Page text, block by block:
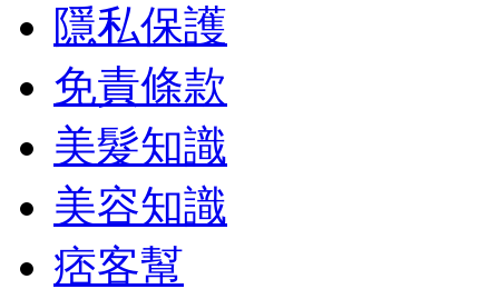
隱私保護
免責條款
美髮知識
美容知識
痞客幫